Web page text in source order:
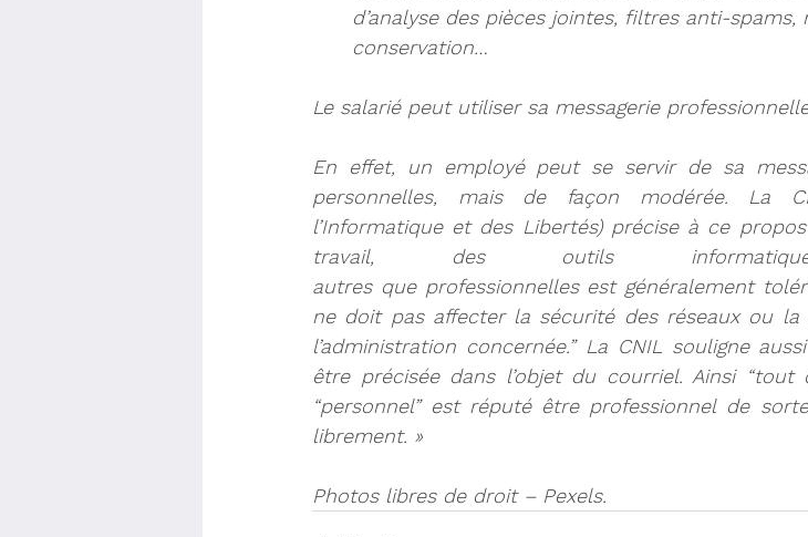
d’analyse des pièces jointes, filtres anti-spams,
conservation…
Le salarié peut utiliser sa messagerie
En effet, un employé peut se servir de sa
personnelles, mais de façon modérée. La
l’Informatique et des Libertés) précise à ce
travail, des outils
autres que professionnelles est généralement
ne doit pas affecter la sécurité des réseaux ou la
l’administration concernée.” La CNIL souligne
être précisée dans l’objet du courriel. Ainsi “tout
“personnel” est réputé être professionnel de sorte
librement. »
Photos libres de droit – Pexels.